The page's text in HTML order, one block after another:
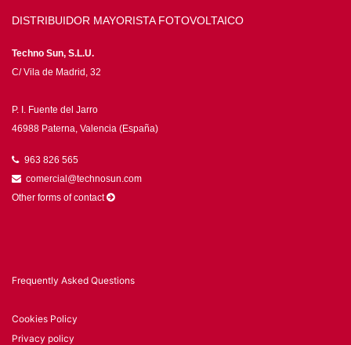
DISTRIBUIDOR MAYORISTA FOTOVOLTAICO
Techno Sun, S.L.U.
C/ Vila de Madrid, 32
P. I. Fuente del Jarro
46988 Paterna, Valencia (España)
963 826 565
comercial@technosun.com
Other forms of contact
Frequently Asked Questions
Cookies Policy
Privacy policy